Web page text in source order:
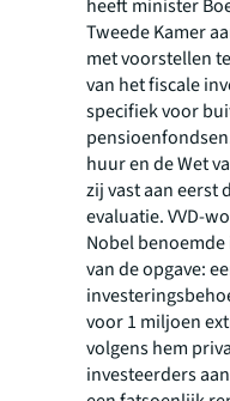
heeft minister
Tweede Kamer
met voorstellen
van het fiscale
specifiek voor
huur en de Wet
zij vast aan eerst
evaluatie. VVD-
Nobel
van de opgave:
voor 1 miljoen
volgens hem
investeerders